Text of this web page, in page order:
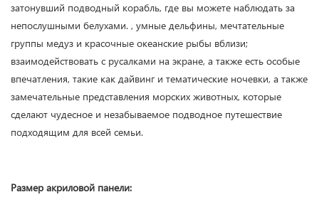
затонувший подводный корабль, где вы можете наблюдать за
непослушными белухами. , умные дельфины, мечтательные
группы медуз и красочные океанские рыбы вблизи;
взаимодействовать с русалками на экране, а также есть особые
впечатления, такие как дайвинг и тематические ночевки, а также
замечательные представления морских животных, которые
сделают чудесное и незабываемое подводное путешествие
подходящим для всей семьи.
Размер акриловой панели: